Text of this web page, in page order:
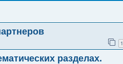
1
разделах.